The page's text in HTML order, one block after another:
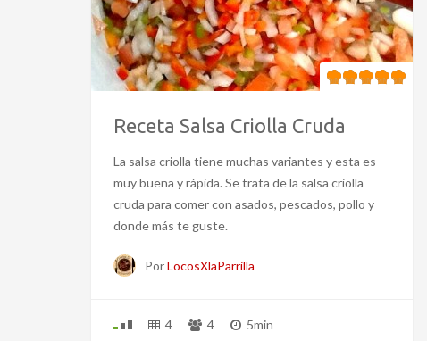
Receta Salsa Criolla Cruda
La salsa criolla tiene muchas variantes y esta es
muy buena y rápida. Se trata de la salsa criolla
cruda para comer con asados, pescados, pollo y
donde más te guste.
PorLocosXlaParrilla
4 4 5min